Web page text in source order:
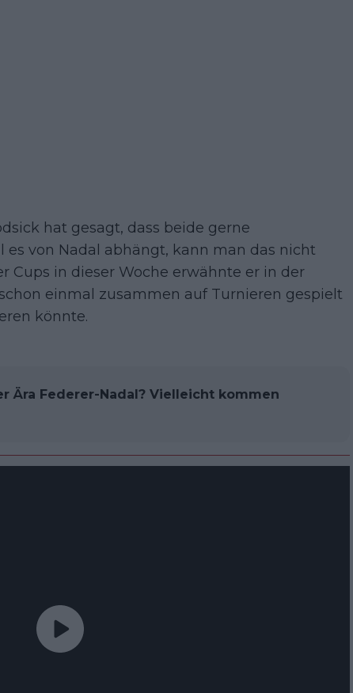
hat gesagt, dass beide gerne
von Nadal abhängt, kann man das nicht
Cups in dieser Woche erwähnte er in der
einmal zusammen auf Turnieren gespielt
könnte.
Ära Federer-Nadal? Vielleicht kommen